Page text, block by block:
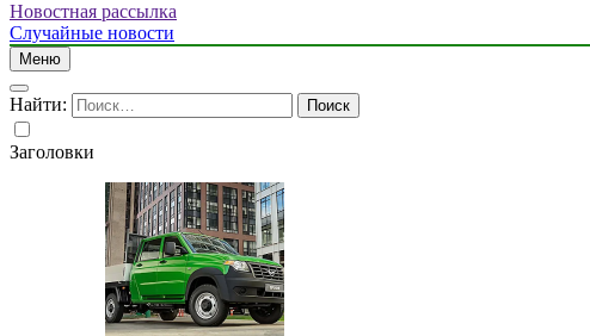
Новостная рассылка
Случайные новости
Меню
Найти:
Заголовки